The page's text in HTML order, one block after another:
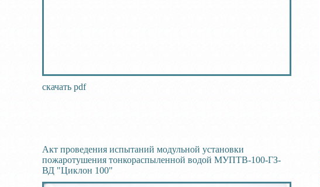
скачать pdf
Акт проведения испытаний модульной установки
пожаротушения тонкораспыленной водой МУПТВ-100-ГЗ-
ВД "Циклон 100"